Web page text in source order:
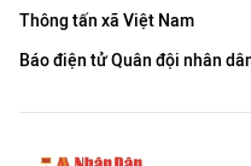
Thông tấn xã Việt Nam
Báo điện tử Quân đội nhân